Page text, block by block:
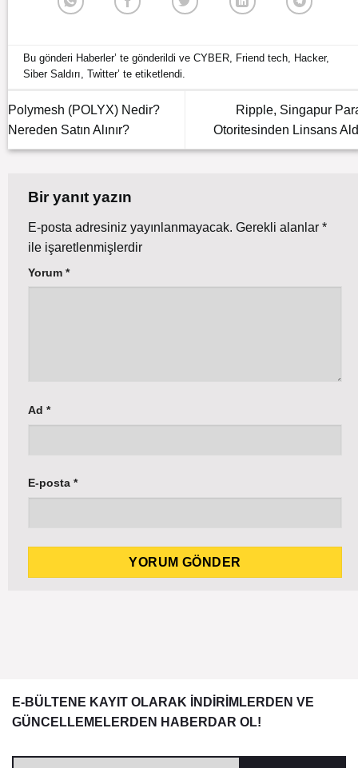
Bu gönderi Haberler’ te gönderildi veCYBER, Friend tech, Hacker,
Siber Saldırı,Twi̇tter’ te etiketlendi.
Polymesh (POLYX) Nedir?
Nereden Satın Alınır?
Ripple, Singapur
Otoritesinden Linsans
Bir yanıt yazın
E-posta adresiniz yayınlanmayacak. Gerekli alanlar *
ile işaretlenmişlerdir
Yorum *
Ad *
E-posta *
E-BÜLTENE KAYIT OLARAK İNDİRİMLERDEN VE
GÜNCELLEMELERDEN HABERDAR OL!